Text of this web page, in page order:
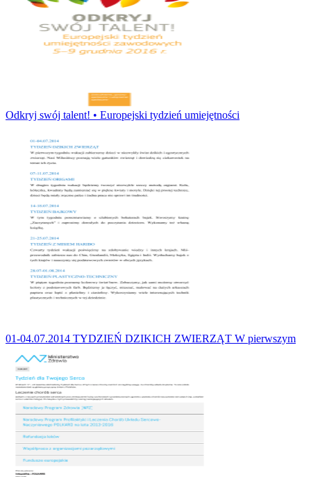
Odkryj swój talent! • Europejski tydzień umiejętności
01-04.07.2014 TYDZIEŃ DZIKICH ZWIERZĄT W pierwszym